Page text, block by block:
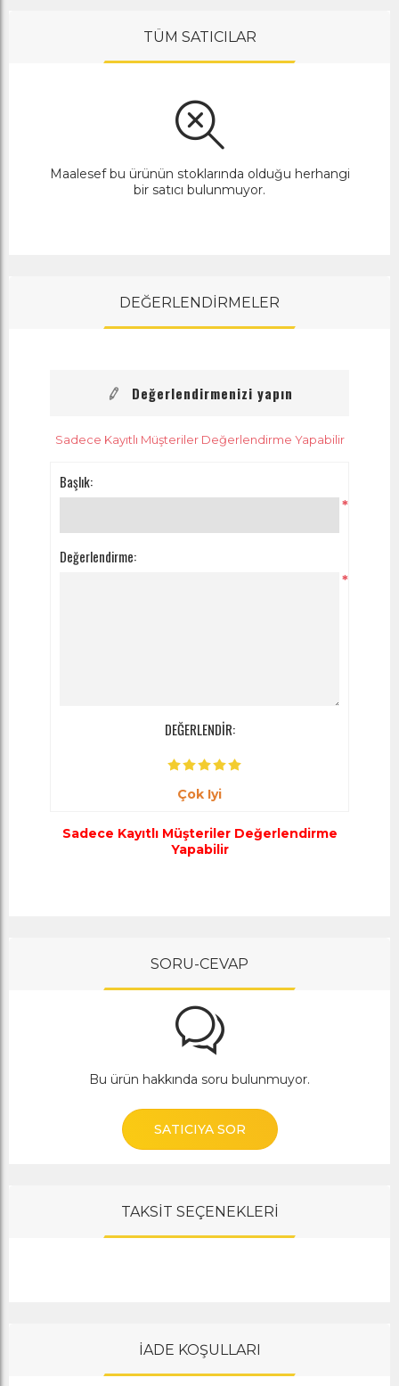
TÜM SATICILAR
Maalesef bu ürünün stoklarında olduğu herhangi
bir satıcı bulunmuyor.
DEĞERLENDİRMELER
Değerlendirmenizi yapın
Sadece Kayıtlı Müşteriler Değerlendirme Yapabilir
Başlık:
*
Değerlendirme:
*
DEĞERLENDİR:
Çok Iyi
Sadece Kayıtlı Müşteriler Değerlendirme
Yapabilir
SORU-CEVAP
Bu ürün hakkında soru bulunmuyor.
SATICIYA SOR
TAKSİT SEÇENEKLERİ
İADE KOŞULLARI